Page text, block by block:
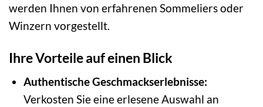
werden Ihnen von erfahrenen Sommeliers oder
Winzern vorgestellt.
Ihre Vorteile auf einen Blick
Authentische Geschmackserlebnisse:
Verkosten Sie eine erlesene Auswahl an